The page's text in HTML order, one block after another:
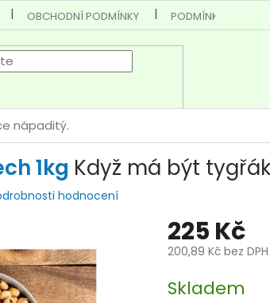
OBCHODNÍ PODMÍNKY PODMÍNKY
nápaditý.
1kg Když má být
hodnocení
225 Kč
200,89 Kč bez DPH
cena:
Skladem